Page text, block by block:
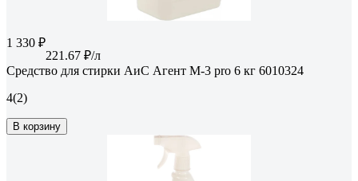
1 330 ₽
221.67 ₽/л
Средство для стирки АиС Агент M-3 pro 6 кг 6010324
4(2)
В корзину